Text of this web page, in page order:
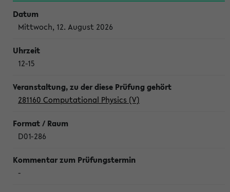
Mittwoch, 12. August 2026
12-15
281160 Computational Physics (V)
D01-286
-